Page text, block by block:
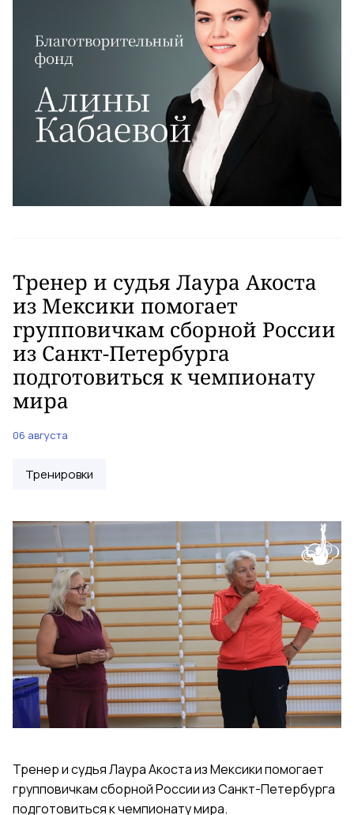
Тренер и судья Лаура Акоста
из Мексики помогает
групповичкам сборной России
из Санкт-Петербурга
подготовиться к чемпионату
мира
06 августа
Тренировки
Тренер и судья Лаура Акоста из Мексики помогает
групповичкам сборной России из Санкт-Петербурга
подготовиться к чемпионату мира.